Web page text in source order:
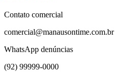
Contato comercial
comercial@manausontime.com.br
WhatsApp denúncias
(92) 99999-0000